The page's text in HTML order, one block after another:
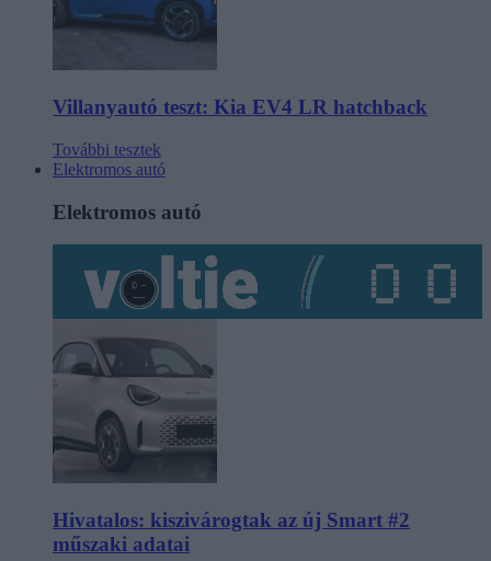
Villanyautó teszt: Kia EV4 LR hatchback
További tesztek
Elektromos autó
Elektromos autó
Hivatalos: kiszivárogtak az új Smart #2
műszaki adatai